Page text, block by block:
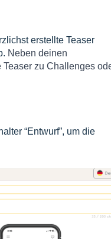
erstellte Teaser
Neben deinen
zu Challenges
“Entwurf”, um die